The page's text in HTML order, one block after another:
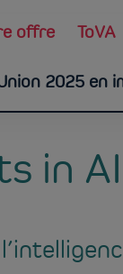
offre ToVA
2025 en
in